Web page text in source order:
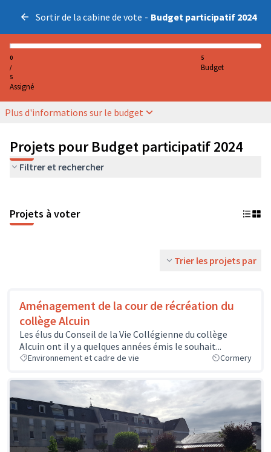
Sortir de la cabine de vote - Budget participatif 2024
0
/
5
Assigné
5
Budget
Plus d'informations sur le budget
Projets pour Budget participatif 2024
Filtrer et rechercher
Projets à voter
Trier les projets par
Aménagement de la cour de récréation du
collège Alcuin
Les élus du Conseil de la Vie Collégienne du collège
Alcuin ont il y a quelques années émis le souhait...
Environnement et cadre de vie Cormery